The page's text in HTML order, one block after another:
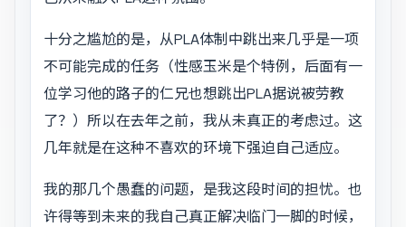
十分之尴尬的是，从PLA体制中跳出来几乎是一项
不可能完成的任务（性感玉米是个特例，后面有一
位学习他的路子的仁兄也想跳出PLA据说被劳教
了？）所以在去年之前，我从未真正的考虑过。这
几年就是在这种不喜欢的环境下强迫自己适应。
我的那几个愚蠢的问题，是我这段时间的担忧。也
许得等到未来的我自己真正解决临门一脚的时候，